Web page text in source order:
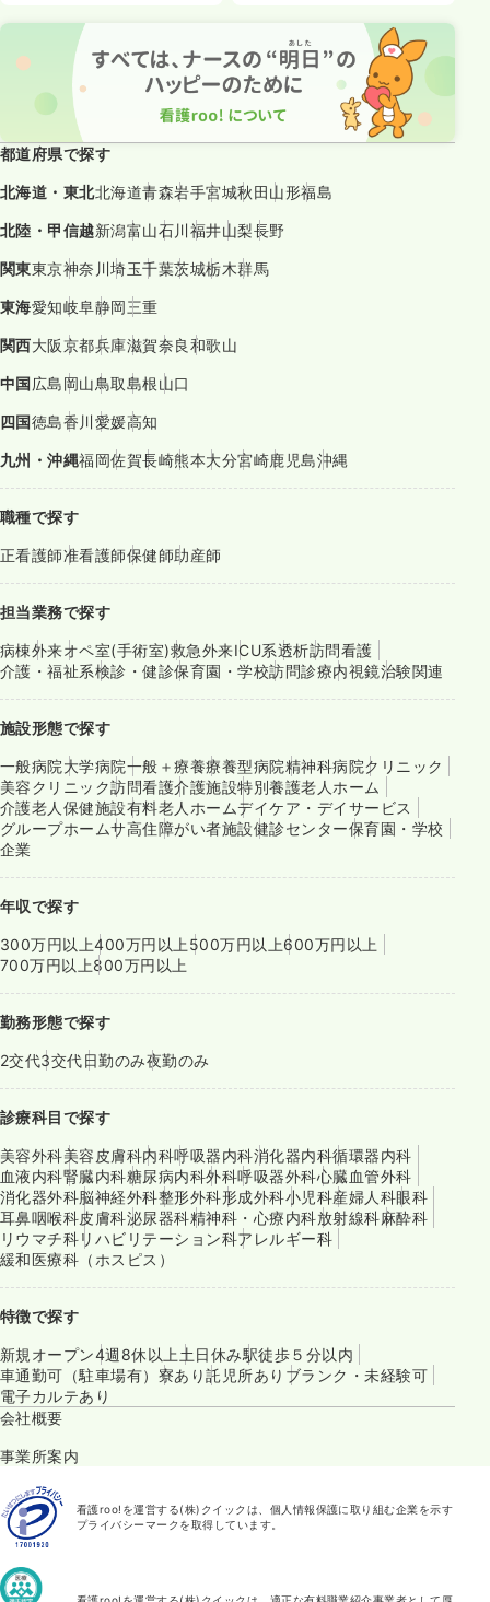
都道府県で探す
北海道・東北北海道青森岩手宮城秋田山形福島
北陸・甲信越新潟富山石川福井山梨長野
関東東京神奈川埼玉千葉茨城栃木群馬
東海愛知岐阜静岡三重
関西大阪京都兵庫滋賀奈良和歌山
中国広島岡山鳥取島根山口
四国徳島香川愛媛高知
九州・沖縄福岡佐賀長崎熊本大分宮崎鹿児島沖縄
職種で探す
正看護師准看護師保健師助産師
担当業務で探す
病棟外来オペ室(手術室)救急外来ICU系透析訪問看護
介護・福祉系検診・健診保育園・学校訪問診療内視鏡治験関連
施設形態で探す
一般病院大学病院一般＋療養療養型病院精神科病院クリニック
美容クリニック訪問看護介護施設特別養護老人ホーム
介護老人保健施設有料老人ホームデイケア・デイサービス
グループホームサ高住障がい者施設健診センター保育園・学校
企業
年収で探す
300万円以上400万円以上 500万円以上600万円以上
700万円以上800万円以上
勤務形態で探す
2交代3交代日勤のみ夜勤のみ
診療科目で探す
美容外科美容皮膚科内科呼吸器内科消化器内科循環器内科
血液内科腎臓内科糖尿病内科外科呼吸器外科心臓血管外科
消化器外科脳神経外科整形外科形成外科小児科産婦人科眼科
耳鼻咽喉科皮膚科泌尿器科精神科・心療内科放射線科麻酔科
リウマチ科リハビリテーション科アレルギー科
緩和医療科（ホスピス）
特徴で探す
新規オープン4週8休以上 土日休み駅徒歩５分以内
車通勤可（駐車場有） 寮あり託児所あり ブランク・未経験可
電子カルテあり
会社概要
事業所案内
看護roo!を運営する(株)クイックは、個人情報保護に取り組む企業を示す
プライバシーマークを取得しています。